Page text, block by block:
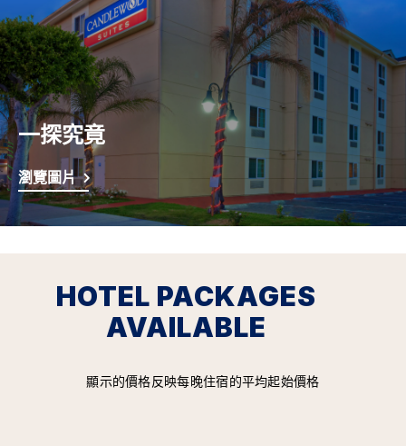
一探究竟
瀏覽圖片
HOTEL PACKAGES
AVAILABLE
顯示的價格反映每晚住宿的平均起始價格